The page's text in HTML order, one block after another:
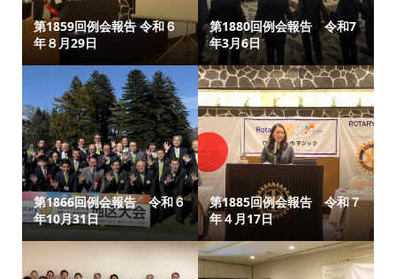
第1859回例会報告 令和６
年８月29日
第1880回例会報告 令和7
年3月6日
第1866回例会報告 令和６
年10月31日
第1885回例会報告 令和７
年４月17日